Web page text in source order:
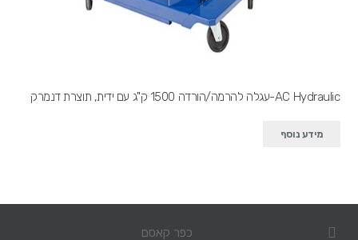
AC Hydraulic-עגלה להרמה/הורדה 1500 ק"ג עם ידית, תוצרת דנמרק
מידע נוסף
כפר קאסם